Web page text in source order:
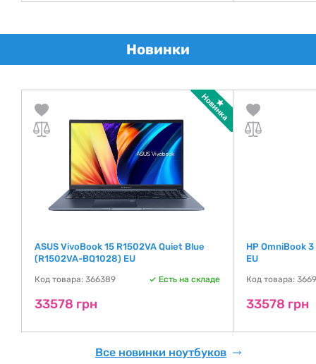
Новинки
ASUS VivoBook 15 R1502VA Quiet Blue
(R1502VA-BQ1028) EU
Код товара: 366389 Есть на складе
33578 грн
HP OmniBook
EU
Код товара:
33578 грн
Все новинки ноутбуков